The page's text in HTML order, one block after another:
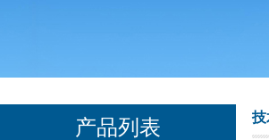
产品列表 技